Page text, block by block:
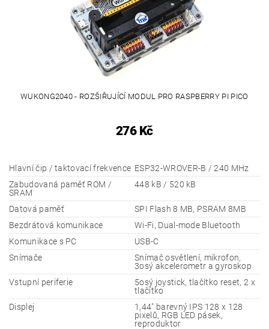
WUKONG2040 - ROZŠIŘUJÍCÍ MODUL PRO RASPBERRY PI PICO
276 Kč
Hlavní čip / taktovací frekvence ESP32-WROVER-B / 240 MHz
Zabudovaná paměť ROM /
SRAM
448 kB / 520 kB
Datová paměť
SPI Flash 8 MB, PSRAM 8MB
Bezdrátová komunikace
Wi-Fi, Dual-mode Bluetooth
Komunikace s PC
USB-C
Snímače
Snímač osvětlení, mikrofon,
3osý akcelerometr a gyroskop
Vstupní periferie
5osý joystick, tlačítko reset, 2 x
tlačítko
Displej
1,44" barevný IPS 128 x 128
pixelů, RGB LED pásek,
reproduktor